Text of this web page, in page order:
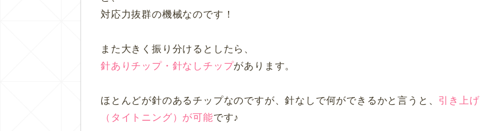
対応力抜群の機械なのです！
また大きく振り分けるとしたら、
針ありチップ・針なしチップがあります。
ほとんどが針のあるチップなのですが、針なしで何ができるかと言うと、 引き上げ
（タイトニング）が可能です♪